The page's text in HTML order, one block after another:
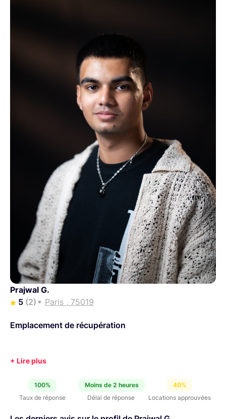
Prajwal G.
5 (2) Paris , 75019
Emplacement de récupération
100%
Taux de réponse
Moins de 2 heures
Délai de réponse
40%
Locations approuvées